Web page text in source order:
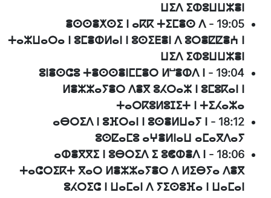
ⵡⵉⴷ ⵉⵀⵓⵡⵡⵣⴻⵏ
19:05
-
ⴻⵙⵙⴻⵅⵙⵉ ⵏ ⴰⴽⴽ ⵜⵉⵎⴻⵙ ⴷ
ⵜⴰⵣⵡⴰⵔⴰ ⵏ ⵓⵎⴻⵀⵍⴰⵏ ⵏ ⵓⵙⵉⴹⴻⵏ ⴷ ⵓⵔⴻⵇⵇⴻⵄ ⵏ
ⵡⵉⴷ ⵉⵀⵓⵡⵡⵣⴻⵏ
19:04
-
ⵓⵏⴻⵙⵛⵓ ⵜⴻⵙⵙⴻⵏⵎⵎⴻⵔ ⵍⵯⴻⵀⴷ ⵏ
ⵍⴻⵣⵣⴰⵢⴻⵔ ⴷⴻⴳ ⵓⵃⵔⴰⵣ ⵏ ⵓⵎⵓⴽⴰⵏ ⵏ
ⵜⴰⵔⴽⵓⵍⵓⵊⵉⵜ ⵏ ⵜⵉⵃⴰⵣⴰ
18:12
-
ⴰⴱⵔⵉⴷ ⵏ ⵓⴼⵔⴰⵏ ⵏ ⵓⵙⴻⵍⵡⴰⵢ ⵏ
ⵓⵙⵇⴰⵎⵓ ⴰⵖⴻⵍⵏⴰⵡ ⴰⵎⴰⴳⴷⴰⵢ
18:06
-
ⴰⵀⴻⴳⴳⵉ ⵏ ⵓⴱⵔⵉⴷ ⵉ ⵓⵞⵀⴻⴷ ⵏ
ⵜⴰⵛⵔⵉⴽⵜ ⴳⴰⵔ ⵍⴻⵣⵣⴰⵢⴻⵔ ⴷ ⵍⵉⴱⵢⴰ ⴷⴻⴳ
ⵓⵃⵔⵉⵛ ⵏ ⵡⴰⵎⴰⵏ ⴷ ⵢⵉⵙⵓⴼⴰ ⵏ ⵡⴰⵎⴰⵏ